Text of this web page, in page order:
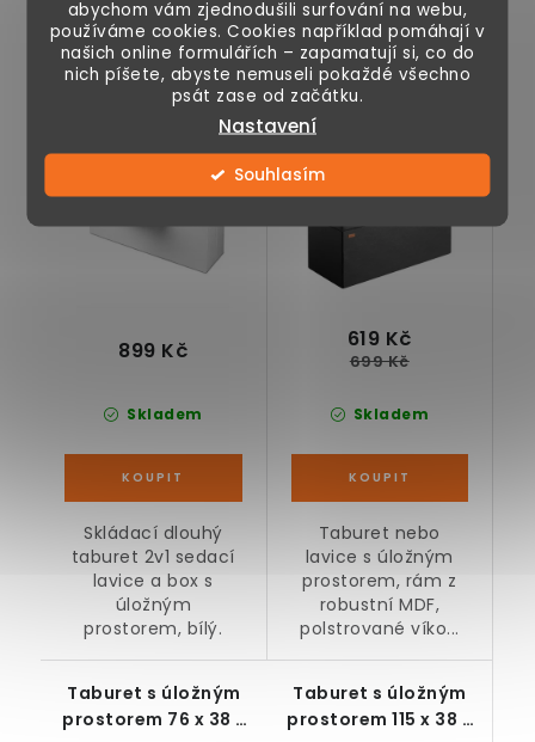
abychom vám zjednodušili surfování na webu,
používáme cookies. Cookies například pomáhají v
našich online formulářích – zapamatují si, co do
nich píšete, abyste nemuseli pokaždé všechno
psát zase od začátku.
Nastavení
Souhlasím
Podobné produkty
Taburet s úložným
prostorem, bílý, 115 x
38 x 38 cm
Skladem
899 Kč
Skládací dlouhý
taburet 2v1 sedací
lavice a box s
úložným
prostorem, bílý.
Taburet s úložným
prostorem 76 x 38 x
38 cm, černý
Skladem
619 Kč
699 Kč
Taburet nebo
lavice s úložným
prostorem, rám z
robustní MDF,
polstrované víko...
Taburet s úložným
prostorem 76 x 38 x
Taburet s úložným
prostorem 115 x 38 x